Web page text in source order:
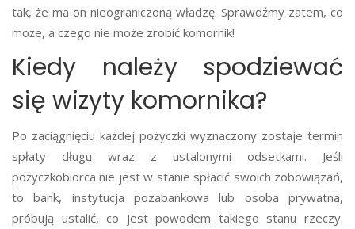
tak, że ma on nieograniczoną władzę. Sprawdźmy zatem, co
może, a czego nie może zrobić komornik!
Kiedy należy spodziewać
się wizyty komornika?
Po zaciągnięciu każdej pożyczki wyznaczony zostaje termin
spłaty długu wraz z ustalonymi odsetkami. Jeśli
pożyczkobiorca nie jest w stanie spłacić swoich zobowiązań,
to bank, instytucja pozabankowa lub osoba prywatna,
próbują ustalić, co jest powodem takiego stanu rzeczy.